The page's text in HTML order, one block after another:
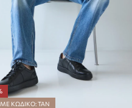
ΜΕ ΚΩΔΙΚΟ: TAN